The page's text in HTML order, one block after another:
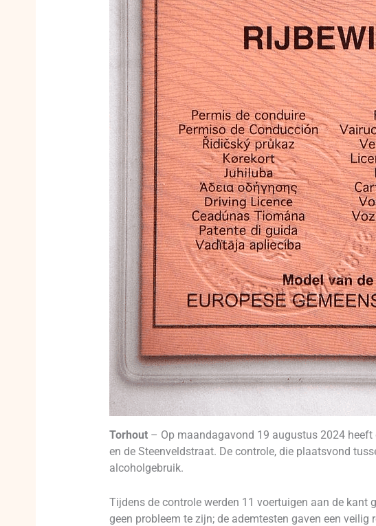
Torhout– Op maandagavond 19 augustus 2024 heeft
en de Steenveldstraat. De controle, die plaatsvond
alcoholgebruik.
Tijdens de controle werden 11 voertuigen aan de kant
geen probleem te zijn; de ademtesten gaven een